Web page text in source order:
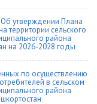
утверждении Плана
территории сельского
района
на 2026-2028 годы
по осуществлению
в сельском
района